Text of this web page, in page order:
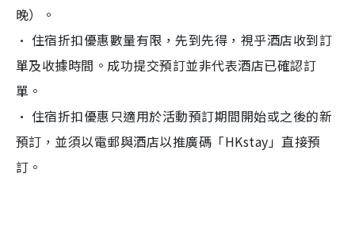
晚）。
• 住宿折扣優惠數量有限，先到先得，視乎酒店收到訂
單及收據時間。成功提交預訂並非代表酒店已確認訂
單。
• 住宿折扣優惠只適用於活動預訂期間開始或之後的新
預訂，並須以電郵與酒店以推廣碼「HKstay」直接預
訂。